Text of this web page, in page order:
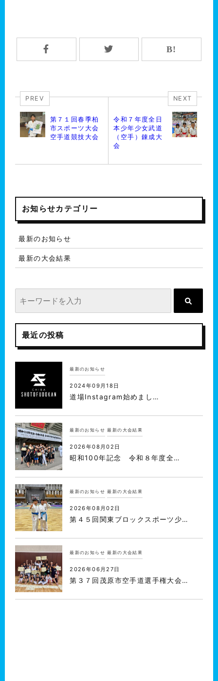
PREV
第７１回春季柏
市スポーツ大会
空手道競技大会
NEXT
令和７年度全日
本少年少女武道
（空手）錬成大
会
お知らせカテゴリー
最新のお知らせ
最新の大会結果
最近の投稿
最新のお知らせ
2024年09月18日
道場Instagram始めまし…
最新のお知らせ 最新の大会結果
2026年08月02日
昭和100年記念 令和８年度全…
最新のお知らせ 最新の大会結果
2026年08月02日
第４５回関東ブロックスポーツ少…
最新のお知らせ 最新の大会結果
2026年06月27日
第３７回茂原市空手道選手権大会…